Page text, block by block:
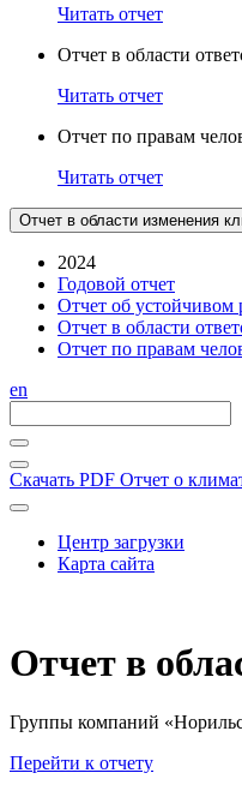
Читать отчет
Отчет в области
Читать отчет
Отчет по правам
Читать отчет
Отчет в области изменения
2024
Годовой отчет
Отчет об устойчивом
Отчет в области
Отчет по правам
en
Скачать PDF Отчет о
Центр загрузки
Карта сайта
Отчет в
Группы компаний
Перейти к отчету